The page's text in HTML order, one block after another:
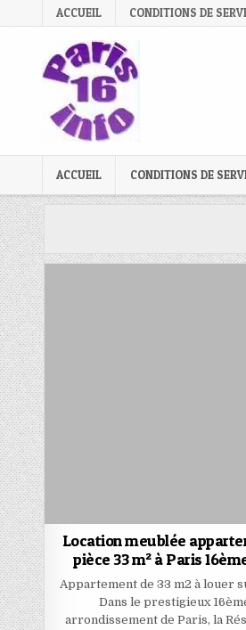
to
ACCUEIL CONDITIONS DE
ACCUEIL CONDITIONS DE
Location meublée
pièce 33 m² à Paris
Appartement de 33 m2 à louer
Dans le prestigieux
arrondissement de Paris, la